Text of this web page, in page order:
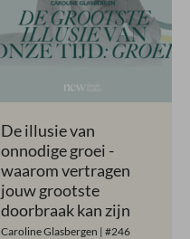
De illusie van
onnodige groei -
waarom vertragen
jouw grootste
doorbraak kan zijn
Caroline Glasbergen | #246